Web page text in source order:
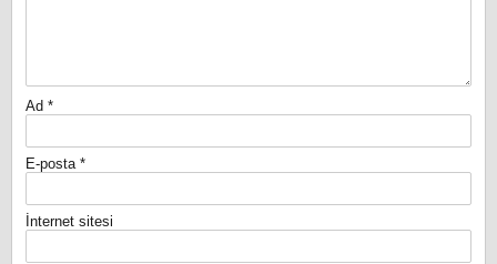
Ad *
E-posta *
İnternet sitesi